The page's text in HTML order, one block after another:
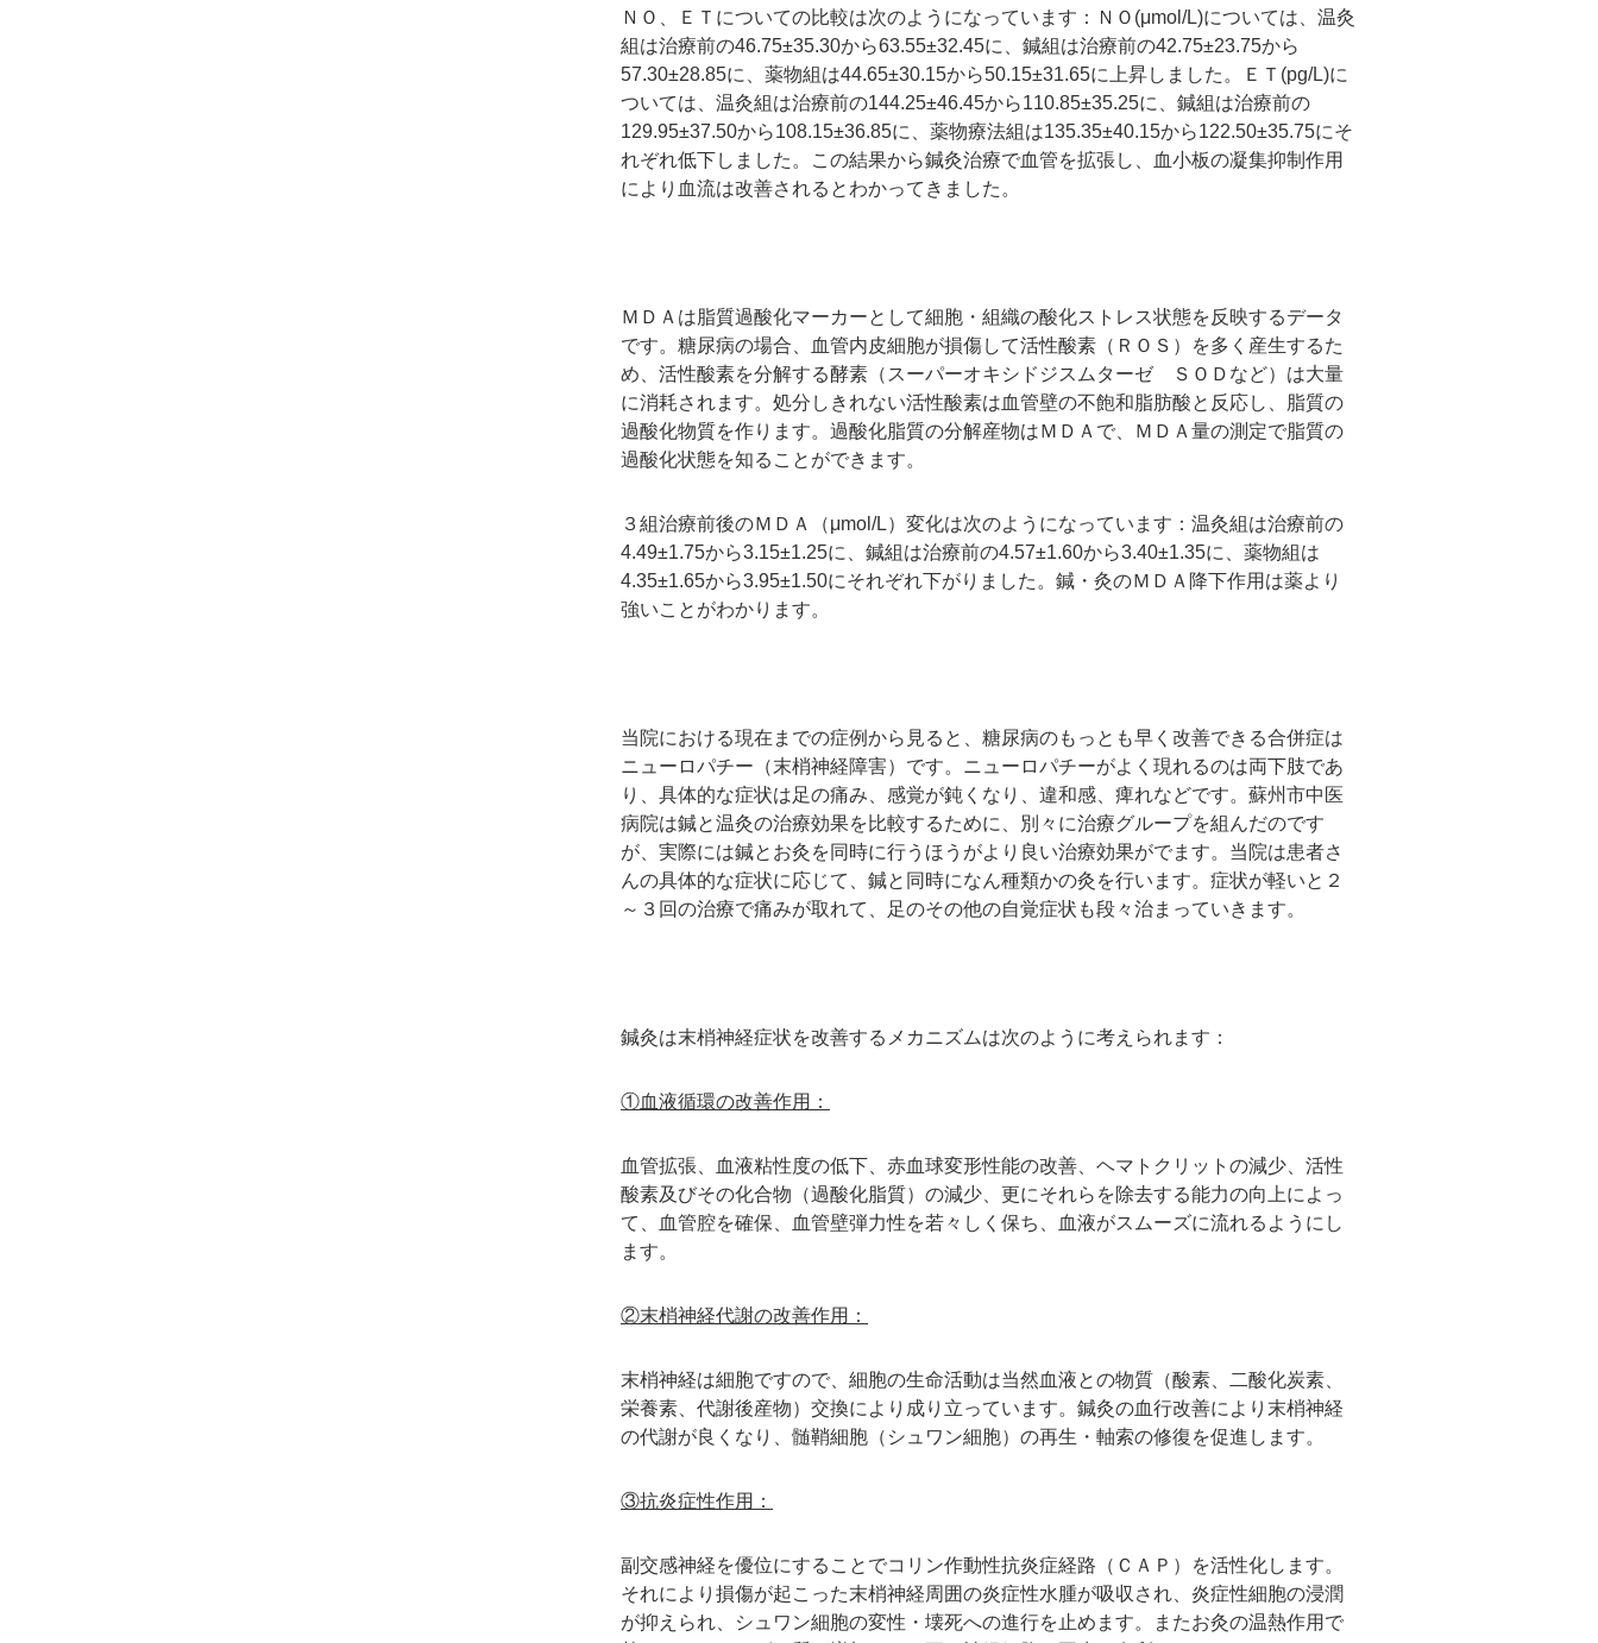
ＮＯ、ＥＴについての比較は次のようになっています：ＮＯ(μmol/L)については、温灸
組は治療前の46.75±35.30から63.55±32.45に、鍼組は治療前の42.75±23.75から
57.30±28.85に、薬物組は44.65±30.15から50.15±31.65に上昇しました。ＥＴ(pg/L)に
ついては、温灸組は治療前の144.25±46.45から110.85±35.25に、鍼組は治療前の
129.95±37.50から108.15±36.85に、薬物療法組は135.35±40.15から122.50±35.75にそ
れぞれ低下しました。この結果から鍼灸治療で血管を拡張し、血小板の凝集抑制作用
により血流は改善されるとわかってきました。
ＭＤＡは脂質過酸化マーカーとして細胞・組織の酸化ストレス状態を反映するデータ
です。糖尿病の場合、血管内皮細胞が損傷して活性酸素（ＲＯＳ）を多く産生するた
め、活性酸素を分解する酵素（スーパーオキシドジスムターゼ ＳＯＤなど）は大量
に消耗されます。処分しきれない活性酸素は血管壁の不飽和脂肪酸と反応し、脂質の
過酸化物質を作ります。過酸化脂質の分解産物はＭＤＡで、ＭＤＡ量の測定で脂質の
過酸化状態を知ることができます。
３組治療前後のＭＤＡ（μmol/L）変化は次のようになっています：温灸組は治療前の
4.49±1.75から3.15±1.25に、鍼組は治療前の4.57±1.60から3.40±1.35に、薬物組は
4.35±1.65から3.95±1.50にそれぞれ下がりました。鍼・灸のＭＤＡ降下作用は薬より
強いことがわかります。
当院における現在までの症例から見ると、糖尿病のもっとも早く改善できる合併症は
ニューロパチー（末梢神経障害）です。ニューロパチーがよく現れるのは両下肢であ
り、具体的な症状は足の痛み、感覚が鈍くなり、違和感、痺れなどです。蘇州市中医
病院は鍼と温灸の治療効果を比較するために、別々に治療グループを組んだのです
が、実際には鍼とお灸を同時に行うほうがより良い治療効果がでます。当院は患者さ
んの具体的な症状に応じて、鍼と同時になん種類かの灸を行います。症状が軽いと２
～３回の治療で痛みが取れて、足のその他の自覚症状も段々治まっていきます。
鍼灸は末梢神経症状を改善するメカニズムは次のように考えられます：
①血液循環の改善作用：
血管拡張、血液粘性度の低下、赤血球変形性能の改善、ヘマトクリットの減少、活性
酸素及びその化合物（過酸化脂質）の減少、更にそれらを除去する能力の向上によっ
て、血管腔を確保、血管壁弾力性を若々しく保ち、血液がスムーズに流れるようにし
ます。
②末梢神経代謝の改善作用：
末梢神経は細胞ですので、細胞の生命活動は当然血液との物質（酸素、二酸化炭素、
栄養素、代謝後産物）交換により成り立っています。鍼灸の血行改善により末梢神経
の代謝が良くなり、髄鞘細胞（シュワン細胞）の再生・軸索の修復を促進します。
③抗炎症性作用：
副交感神経を優位にすることでコリン作動性抗炎症経路（ＣＡＰ）を活性化します。
それにより損傷が起こった末梢神経周囲の炎症性水腫が吸収され、炎症性細胞の浸潤
が抑えられ、シュワン細胞の変性・壊死への進行を止めます。またお灸の温熱作用で